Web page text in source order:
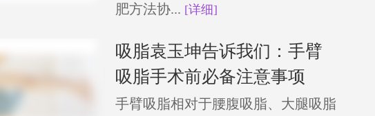
肥方法协... [详细]
吸脂袁玉坤告诉我们：手臂
吸脂手术前必备注意事项
手臂吸脂相对于腰腹吸脂、大腿吸脂